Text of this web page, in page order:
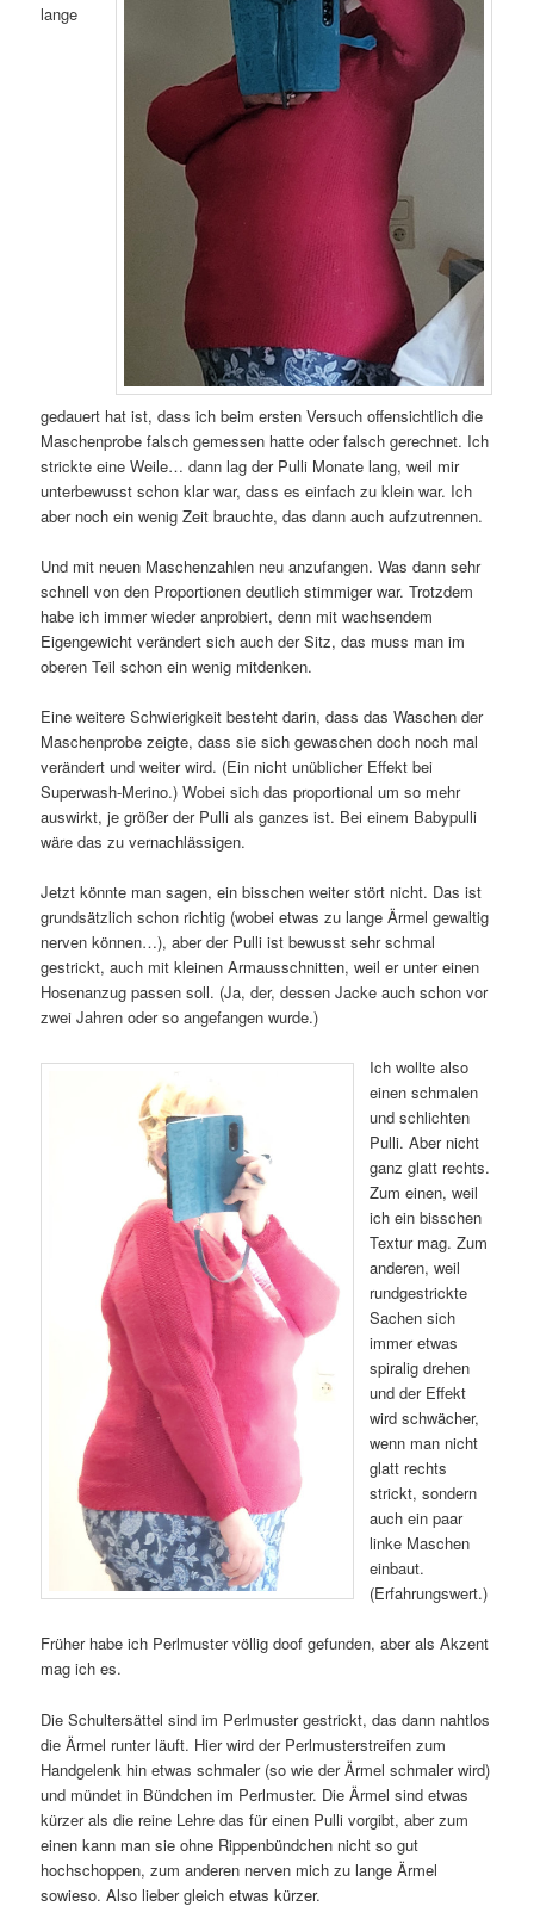
lange
gedauert hat ist, dass ich beim ersten Versuch offensichtlich die
Maschenprobe falsch gemessen hatte oder falsch gerechnet. Ich
strickte eine Weile… dann lag der Pulli Monate lang, weil mir
unterbewusst schon klar war, dass es einfach zu klein war. Ich
aber noch ein wenig Zeit brauchte, das dann auch aufzutrennen.
Und mit neuen Maschenzahlen neu anzufangen. Was dann sehr
schnell von den Proportionen deutlich stimmiger war. Trotzdem
habe ich immer wieder anprobiert, denn mit wachsendem
Eigengewicht verändert sich auch der Sitz, das muss man im
oberen Teil schon ein wenig mitdenken.
Eine weitere Schwierigkeit besteht darin, dass das Waschen der
Maschenprobe zeigte, dass sie sich gewaschen doch noch mal
verändert und weiter wird. (Ein nicht unüblicher Effekt bei
Superwash-Merino.) Wobei sich das proportional um so mehr
auswirkt, je größer der Pulli als ganzes ist. Bei einem Babypulli
wäre das zu vernachlässigen.
Jetzt könnte man sagen, ein bisschen weiter stört nicht. Das ist
grundsätzlich schon richtig (wobei etwas zu lange Ärmel gewaltig
nerven können…), aber der Pulli ist bewusst sehr schmal
gestrickt, auch mit kleinen Armausschnitten, weil er unter einen
Hosenanzug passen soll. (Ja, der, dessen Jacke auch schon vor
zwei Jahren oder so angefangen wurde.)
Ich wollte also
einen schmalen
und schlichten
Pulli. Aber nicht
ganz glatt rechts.
Zum einen, weil
ich ein bisschen
Textur mag. Zum
anderen, weil
rundgestrickte
Sachen sich
immer etwas
spiralig drehen
und der Effekt
wird schwächer,
wenn man nicht
glatt rechts
strickt, sondern
auch ein paar
linke Maschen
einbaut.
(Erfahrungswert.)
Früher habe ich Perlmuster völlig doof gefunden, aber als Akzent
mag ich es.
Die Schultersättel sind im Perlmuster gestrickt, das dann nahtlos
die Ärmel runter läuft. Hier wird der Perlmusterstreifen zum
Handgelenk hin etwas schmaler (so wie der Ärmel schmaler wird)
und mündet in Bündchen im Perlmuster. Die Ärmel sind etwas
kürzer als die reine Lehre das für einen Pulli vorgibt, aber zum
einen kann man sie ohne Rippenbündchen nicht so gut
hochschoppen, zum anderen nerven mich zu lange Ärmel
sowieso. Also lieber gleich etwas kürzer.